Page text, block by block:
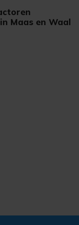
Maas en Waal